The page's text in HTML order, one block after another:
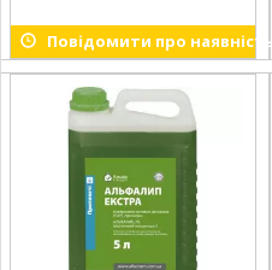
Повідомити про наявність